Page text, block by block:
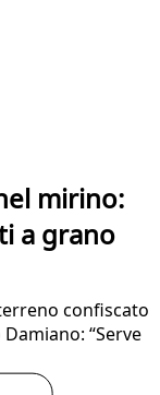
mirino:
a grano
confiscato
“Serve